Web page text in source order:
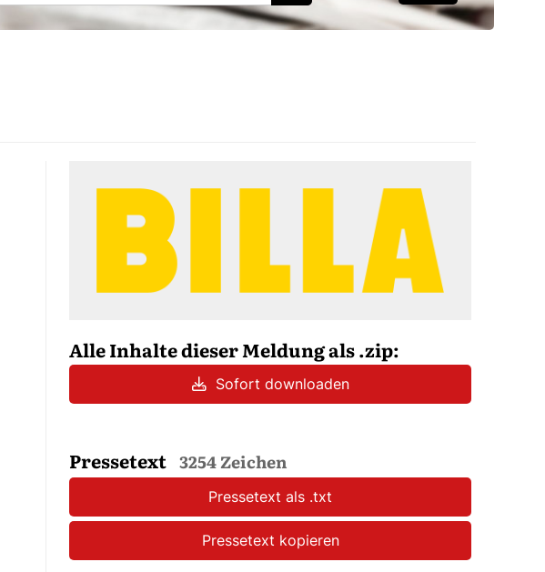
Alle Inhalte dieser Meldung als .zip:
Sofort downloaden
Pressetext 3254 Zeichen
Pressetext als .txt
Pressetext kopieren